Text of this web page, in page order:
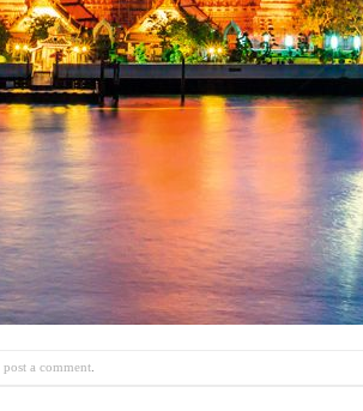
post a comment.